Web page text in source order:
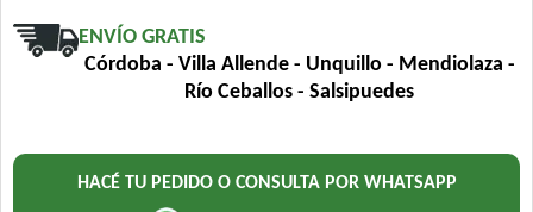
ENVÍO GRATIS
Córdoba - Villa Allende - Unquillo - Mendiolaza -
Río Ceballos - Salsipuedes
HACÉ TU PEDIDO O CONSULTA POR WHATSAPP